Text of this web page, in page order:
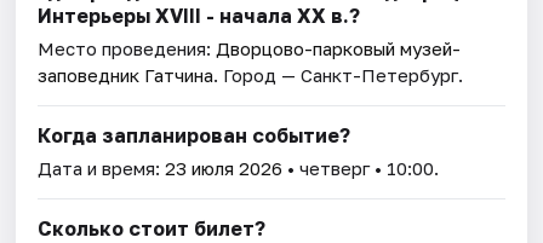
Интерьеры ХVIII - начала ХХ в.?
Место проведения: Дворцово-парковый музей-
заповедник Гатчина. Город — Санкт-Петербург.
Когда запланирован событие?
Дата и время:23 июля 2026 • четверг • 10:00.
Сколько стоит билет?